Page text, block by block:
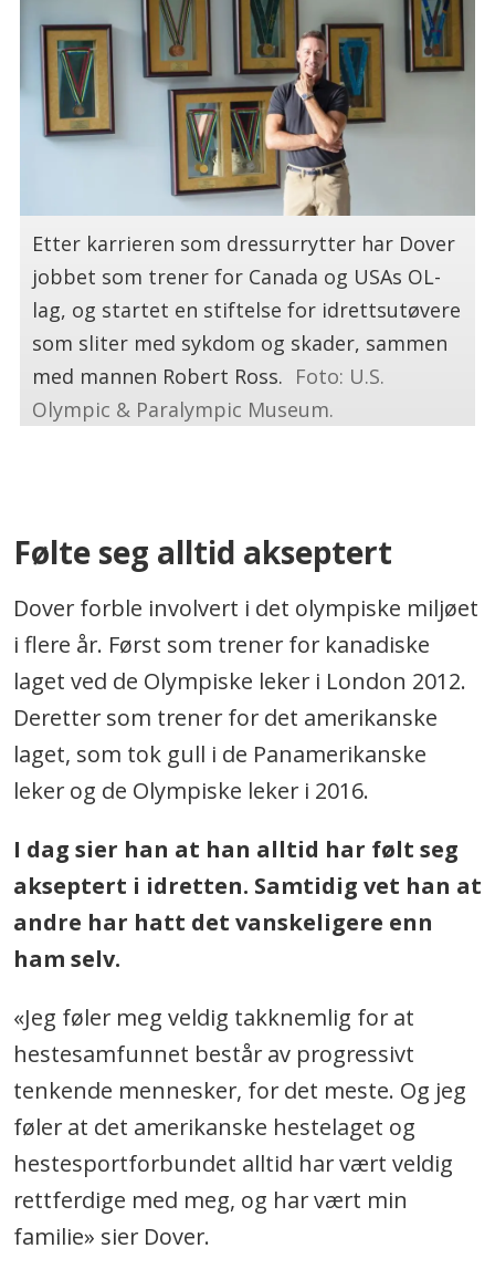
Etter karrieren som dressurrytter har Dover
jobbet som trener for Canada og USAs OL-
lag, og startet en stiftelse for idrettsutøvere
som sliter med sykdom og skader, sammen
med mannen Robert Ross. Foto: U.S.
Olympic & Paralympic Museum.
Følte seg alltid akseptert
Dover forble involvert i det olympiske miljøet
i flere år. Først som trener for kanadiske
laget ved de Olympiske leker i London 2012.
Deretter som trener for det amerikanske
laget, som tok gull i de Panamerikanske
leker og de Olympiske leker i 2016.
I dag sier han at han alltid har følt seg
akseptert i idretten. Samtidig vet han at
andre har hatt det vanskeligere enn
ham selv.
«Jeg føler meg veldig takknemlig for at
hestesamfunnet består av progressivt
tenkende mennesker, for det meste. Og jeg
føler at det amerikanske hestelaget og
hestesportforbundet alltid har vært veldig
rettferdige med meg, og har vært min
familie» sier Dover.